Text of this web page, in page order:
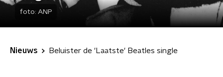
foto: ANP
Nieuws Beluister de 'Laatste' Beatles single